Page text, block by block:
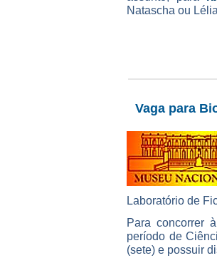
Natascha ou
Vaga para
Laboratório de
Para concorrer
período de
(sete) e possuir